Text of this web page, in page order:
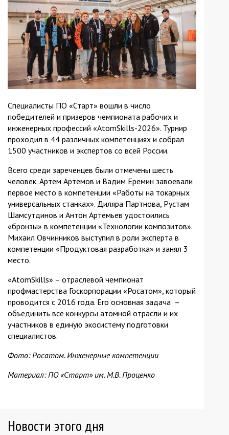
Специалисты ПО «Старт» вошли в число
победителей и призеров чемпионата рабочих и
инженерных профессий «AtomSkills-2026». Турнир
проходил в 44 различных компетенциях и собрал
1500 участников и экспертов со всей России.
Всего среди зареченцев были отмечены шесть
человек. Артем Артемов и Вадим Еремин завоевали
первое место в компетенции «Работы на токарных
универсальных станках». Диляра Партнова, Рустам
Шамсутдинов и Антон Артемьев удостоились
«бронзы» в компетенции «Технологии композитов».
Михаил Овчинников выступил в роли эксперта в
компетенции «Продуктовая разработка» и занял 3
место.
«AtomSkills» – отраслевой чемпионат
профмастерства Госкорпорации «Росатом», который
проводится c 2016 года. Его основная задача –
объединить все конкурсы атомной отрасли и их
участников в единую экосистему подготовки
специалистов.
Фото: Росатом. Инженерные компетенции
Материал: ПО «Старт» им. M.B. Проценко
Новости этого дня